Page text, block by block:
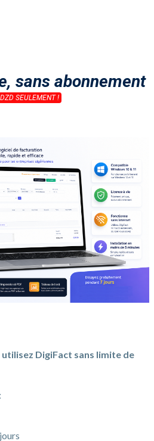
sans abonnement
SEULEMENT !
DigiFact sans limite de